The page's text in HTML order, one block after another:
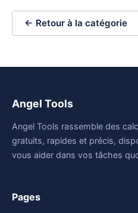
← Retour à la catégorie
Angel Tools
Angel Tools rassemble des
gratuits, rapides et précis,
vous aider dans vos tâches
Pages